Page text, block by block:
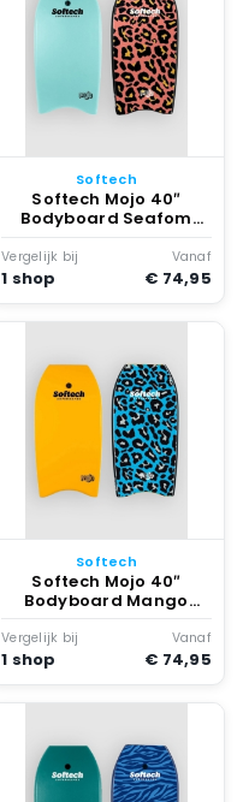
Softech
Softech Mojo 40″
Bodyboard Seafom
Leopard
Vergelijk bij
1 shop
Vanaf
€ 74,95
Softech
Softech Mojo 40″
Bodyboard Mango
Leopard
Vergelijk bij
1 shop
Vanaf
€ 74,95